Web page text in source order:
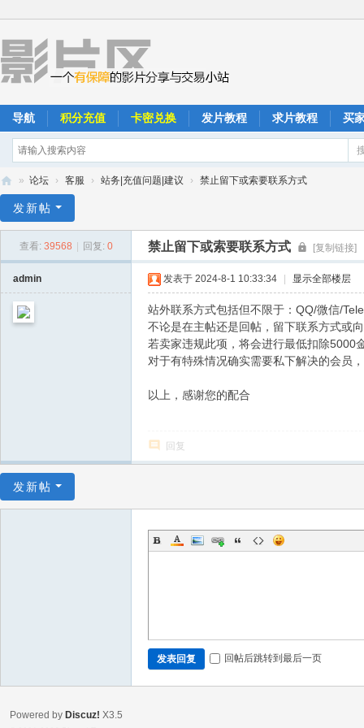
导航 积分充值 卡密兑换 发片教程 求片教程 买
片
» 论坛 › 客服 › 站务|充值问题|建议 › 禁止留下或索要联系方式
发新帖
查看: 39568 回复: 0 禁止留下或索要联系方式 [复制链接]
admin 发表于 2024-8-1 10:33:34 显示全部楼层
站外联系方式包括但不限于：QQ/微信/
不论是在主帖还是回帖，留下联系方式或
若卖家违规此项，将会进行最低扣除5000
对于有特殊情况确实需要私下解决的会员
以上，感谢您的配合
回复
发新帖
发表回复 回帖后跳转到最后一页
Powered by Discuz! X3.5